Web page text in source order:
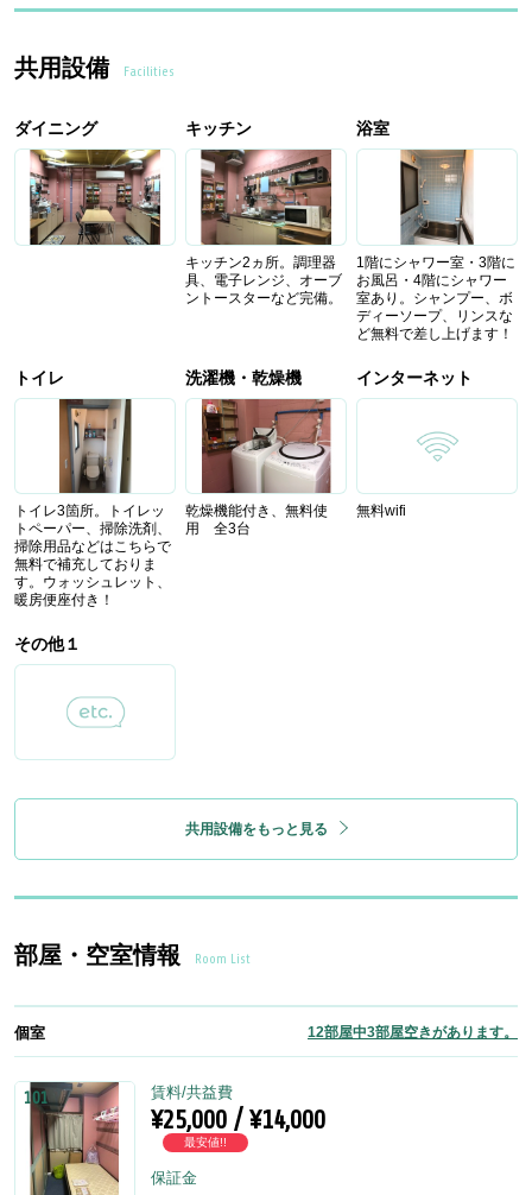
共用設備 Facilities
ダイニング キッチン
キッチン2ヵ所。調理器
具、電子レンジ、オーブ
ントースターなど完備。
浴室
1階にシャワー室・3階に
お風呂・4階にシャワー
室あり。シャンプー、ボ
ディーソープ、リンスな
ど無料で差し上げます！
トイレ
トイレ3箇所。トイレッ
トペーパー、掃除洗剤、
掃除用品などはこちらで
無料で補充しておりま
す。ウォッシュレット、
暖房便座付き！
洗濯機・乾燥機
乾燥機能付き、無料使
用 全3台
インターネット
無料wifi
その他１
共用設備をもっと見る
部屋・空室情報 Room List
個室 12部屋中3部屋空きがあります。
101 賃料/共益費
¥25,000 / ¥14,000
最安値!!
保証金